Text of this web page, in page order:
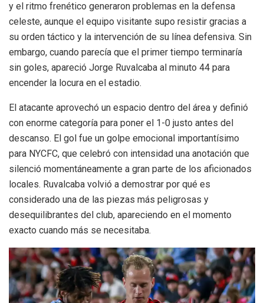
y el ritmo frenético generaron problemas en la defensa
celeste, aunque el equipo visitante supo resistir gracias a
su orden táctico y la intervención de su línea defensiva. Sin
embargo, cuando parecía que el primer tiempo terminaría
sin goles, apareció Jorge Ruvalcaba al minuto 44 para
encender la locura en el estadio.
El atacante aprovechó un espacio dentro del área y definió
con enorme categoría para poner el 1-0 justo antes del
descanso. El gol fue un golpe emocional importantísimo
para NYCFC, que celebró con intensidad una anotación que
silenció momentáneamente a gran parte de los aficionados
locales. Ruvalcaba volvió a demostrar por qué es
considerado una de las piezas más peligrosas y
desequilibrantes del club, apareciendo en el momento
exacto cuando más se necesitaba.